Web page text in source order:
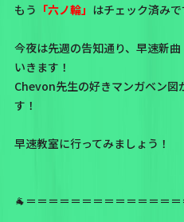
もう 「六ノ輪」 はチェック済みで
今夜は先週の告知通り、早速新
いきます！
Chevon先生の好きマンガベン図
す！
早速教室に行ってみましょう！
🐐＝＝＝＝＝＝＝＝＝＝＝＝＝＝